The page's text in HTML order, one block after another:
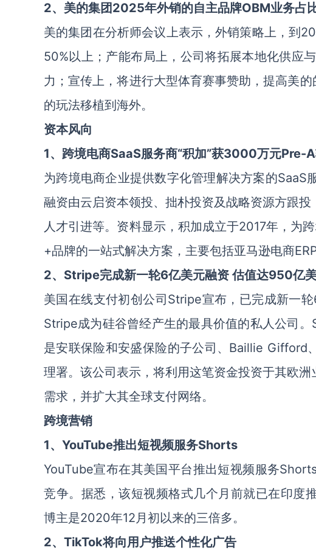
2、美的集团2025年外销的自主品牌OBM业务占
美的集团在分析师会议上表示，外销策略上，到
50%以上；产能布局上，公司将拓展本地化供应
力；宣传上，将进行大型体育赛事赞助，提高美
的玩法移植到海外。
资本风向
1、跨境电商SaaS服务商“积加”获3000万元Pre-
为跨境电商企业提供数字化管理解决方案的
融资由云启资本领投、拙朴投资及战略资源方跟
人才引进等。资料显示，积加成立于2017年，为
+品牌的一站式解决方案，主要包括亚马逊电商ERP
2、Stripe完成新一轮6亿美元融资 估值达950亿
美国在线支付初创公司Stripe宣布，已完成新一
Stripe成为硅谷曾经产生的最具价值的私人公司
是安联保险和安盛保险的子公司、Baillie Gifford
理署。该公司表示，将利用这笔资金投资于其欧
需求，并扩大其全球支付网络。
跨境营销
1、YouTube推出短视频服务Shorts
YouTube宣布在其美国平台推出短视频服务
竞争。据悉，该短视频格式几个月前就已在印度
博主是2020年12月初以来的三倍多。
2、TikTok将向用户推送个性化广告